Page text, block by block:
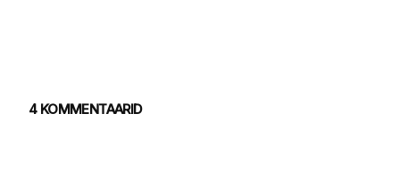
4 KOMMENTAARID